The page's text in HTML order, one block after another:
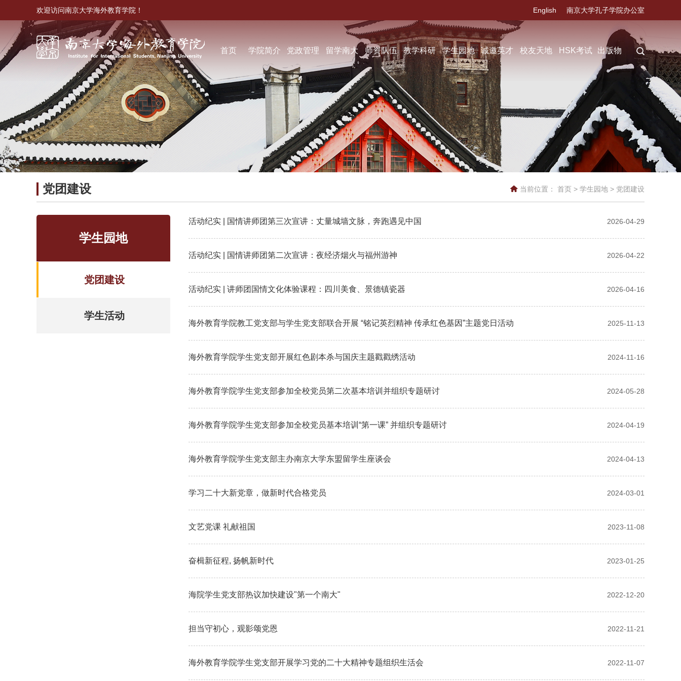
欢迎访问南京大学海外教育学院！ English 南京大学孔子学院办公室
首页 学院简介 党政管理 留学南大 师资队伍 教学科研 学生园地 诚邀英才 校友天地 HSK考试 出版物
党团建设 当前位置： 首页 > 学生园地 > 党团建设
学生园地
党团建设
学生活动
活动纪实 | 国情讲师团第三次宣讲：丈量城墙文脉，奔跑遇见中国 2026-04-29
活动纪实 | 国情讲师团第二次宣讲：夜经济烟火与福州游神 2026-04-22
活动纪实 | 讲师团国情文化体验课程：四川美食、景德镇瓷器 2026-04-16
海外教育学院教工党支部与学生党支部联合开展 “铭记英烈精神 传承红色基因”主题党日活动 2025-11-13
海外教育学院学生党支部开展红色剧本杀与国庆主题戳戳绣活动 2024-11-16
海外教育学院学生党支部参加全校党员第二次基本培训并组织专题研讨 2024-05-28
海外教育学院学生党支部参加全校党员基本培训“第一课” 并组织专题研讨 2024-04-19
海外教育学院学生党支部主办南京大学东盟留学生座谈会 2024-04-13
学习二十大新党章，做新时代合格党员 2024-03-01
文艺党课 礼献祖国 2023-11-08
奋楫新征程, 扬帆新时代 2023-01-25
海院学生党支部热议加快建设"第一个南大" 2022-12-20
担当守初心，观影颂党恩 2022-11-21
海外教育学院学生党支部开展学习党的二十大精神专题组织生活会 2022-11-07